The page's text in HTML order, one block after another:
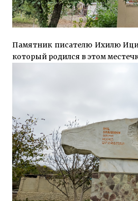
Памятник писателю Ихилю
который родился в этом